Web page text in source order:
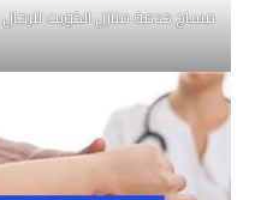
مساج خدمة منازل الكويت للرجال